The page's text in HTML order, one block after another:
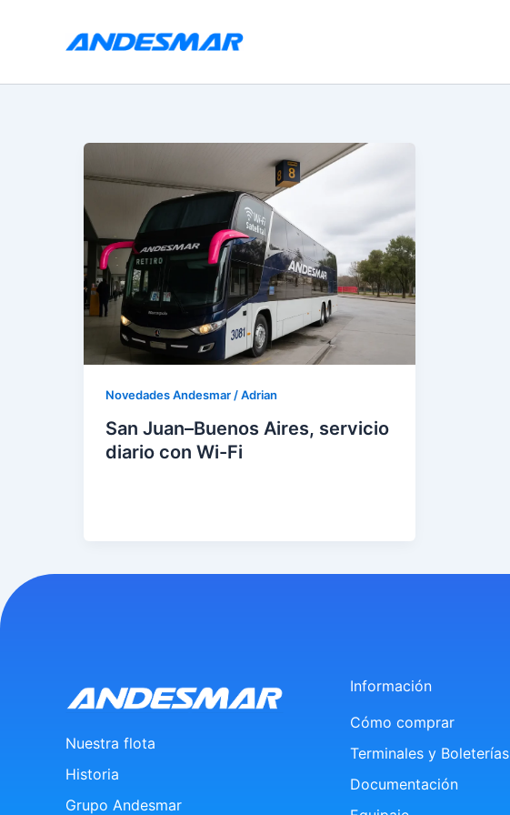
Novedades Andesmar /Adrian
San Juan–Buenos Aires, servicio
diario con Wi-Fi
Nuestra flota
Historia
Grupo Andesmar
Información
Cómo comprar
Terminales y Boleterías
Documentación